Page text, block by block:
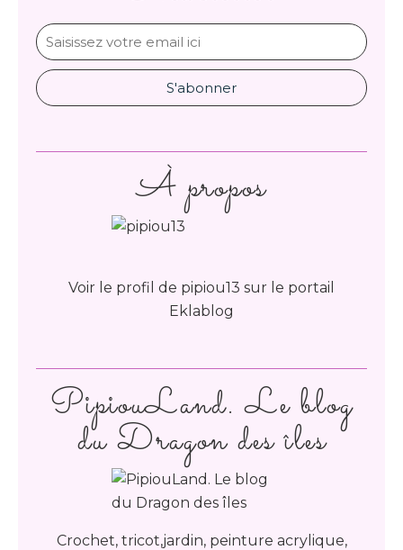
PipiouLand. Le blog
du Dragon des îles
Crochet, tricot,jardin, peinture acrylique,
À propos
Voir le profil de pipiou13 sur le portail
Eklablog